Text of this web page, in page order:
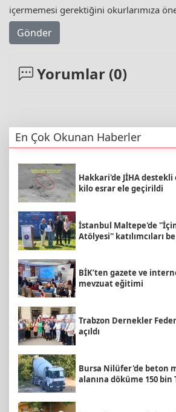
içermemesi gerektiğini okurlarımıza
Gönder
Yorumlar (0)
En Çok Okunan Haberler
Hakkari'de JİHA destekli
kilo esrar ele geçirildi
İstanbul Maltepe'de
Atölyesi'' katılımcıları
BİK’ten gazete ve
mevzuat eğitimi
Trabzon Dernekler
açıldı
Bursa Nilüfer'de beton
alanına döküme 150 bin